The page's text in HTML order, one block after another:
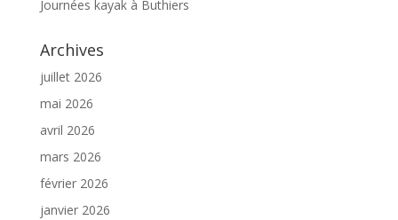
Journées kayak à Buthiers
Archives
juillet 2026
mai 2026
avril 2026
mars 2026
février 2026
janvier 2026